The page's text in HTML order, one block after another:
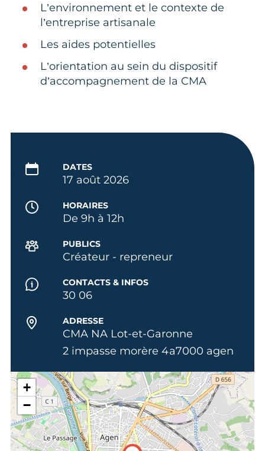
L’environnement et le contexte de
l’entreprise artisanale
Les aides potentielles
L’orientation au sein du dispositif
d’accompagnement de la CMA
DATES
17 août 2026
HORAIRES
De 9h à 12h
PUBLICS
Créateur - repreneur
CONTACTS & INFOS
30 06
ADRESSE
CMA NA Lot-et-Garonne
2 impasse morère 4a7000 agen
+
−